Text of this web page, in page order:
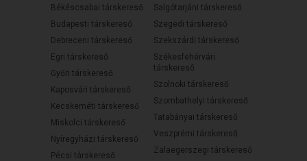
Békéscsabai társkereső
Budapesti társkereső
Debreceni társkereső
Egri társkereső
Győri társkereső
Kaposvári társkereső
Kecskeméti társkereső
Miskolci társkereső
Nyíregyházi társkereső
Pécsi társkereső
Salgótarjáni társkereső
Szegedi társkereső
Szekszárdi társkereső
Székesfehérvári
társkereső
Szolnoki társkereső
Szombathelyi társkereső
Tatabányai társkereső
Veszprémi társkereső
Zalaegerszegi társkereső